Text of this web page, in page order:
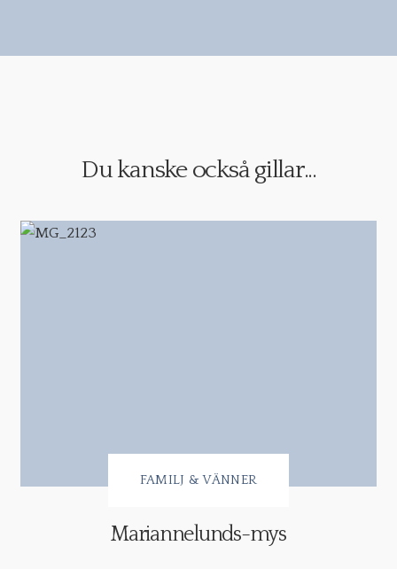
Du kanske också gillar...
FAMILJ & VÄNNER
Mariannelunds-mys